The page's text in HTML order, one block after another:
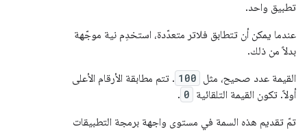
تطبيق واحد.
عندما يمكن أن تتطابق فلاتر متعدّدة، استخدِم نية موجّهة
بدلاً من ذلك.
القيمة عدد صحيح، مثل 100 . تتم مطابقة الأرقام الأعلى
أولاً. تكون القيمة التلقائية 0
.
تمّ تقديم هذه السمة في مستوى واجهة برمجة التطبيقات